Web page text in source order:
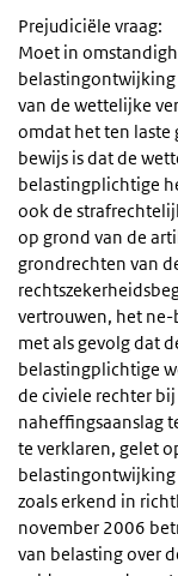
Prejudiciële vraag:
Moet in
belastingontwijking
van de wettelijke
omdat het ten laste
bewijs is dat de
belastingplichtige
ook de
op grond van de
grondrechten van
vertrouwen, het
met als gevolg dat
belastingplichtige
de civiele rechter
naheffingsaanslag
te verklaren, gelet
belastingontwijking
zoals erkend in
november 2006
van belasting over